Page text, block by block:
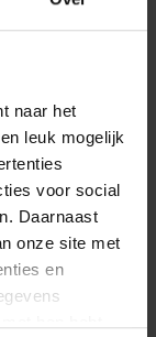
naar het
leuk mogelijk
voor social
Daarnaast
onze site met
en
de hand
met
aluminium,
handgemaakt
met
en
bekend om
allergisch en
ze snel